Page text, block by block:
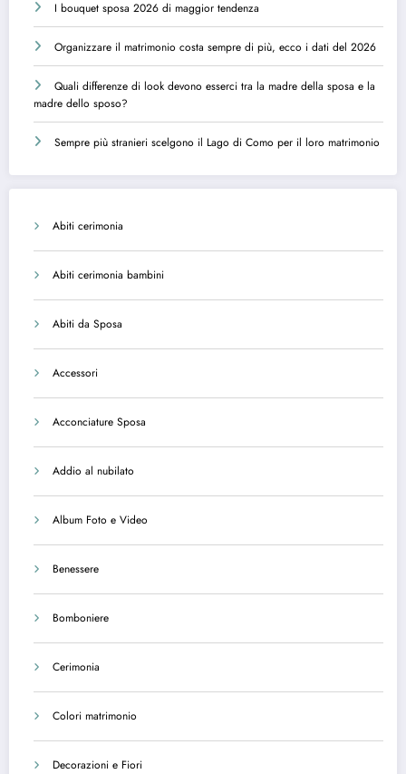
I bouquet sposa 2026 di maggior tendenza
Organizzare il matrimonio costa sempre di più, ecco i dati del 2026
Quali differenze di look devono esserci tra la madre della sposa e la
madre dello sposo?
Sempre più stranieri scelgono il Lago di Como per il loro matrimonio
Abiti cerimonia
Abiti cerimonia bambini
Abiti da Sposa
Accessori
Acconciature Sposa
Addio al nubilato
Album Foto e Video
Benessere
Bomboniere
Cerimonia
Colori matrimonio
Decorazioni e Fiori